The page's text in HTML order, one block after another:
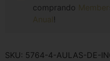
comprando
Anual !
SKU: 5764-4-AULAS-DE-